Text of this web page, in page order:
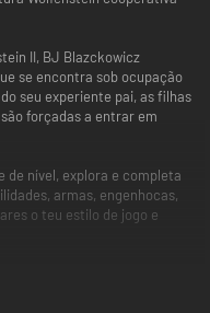
II, BJ Blazckowicz
se encontra sob ocupação
seu experiente pai, as filhas
forçadas a entrar em
de nível, explora e completa
armas, engenhocas,
o teu estilo de jogo e
mais aberta até
localizada nas profundezas